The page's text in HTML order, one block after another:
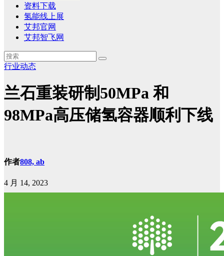
资料下载
氢能线上展
艾邦官网
艾邦智飞网
行业动态
兰石重装研制50MPa 和
98MPa高压储氢容器顺利下线
作者808, ab
4 月 14, 2023